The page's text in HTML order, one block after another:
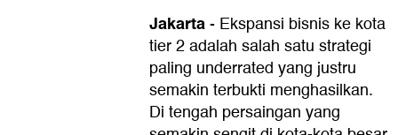
Jakarta- Ekspansi bisnis ke kota
tier 2 adalah salah satu strategi
paling underrated yang justru
semakin terbukti menghasilkan.
Di tengah persaingan yang